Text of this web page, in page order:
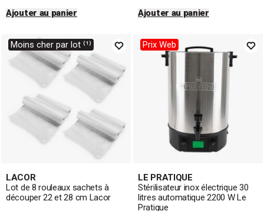
Ajouter au panier
Ajouter au panier
Moins cher par lot ⁽¹⁾
LACOR
Lot de 8 rouleaux sachets à
découper 22 et 28 cm Lacor
Prix Web
LE PRATIQUE
Stérilisateur inox électrique 30
litres automatique 2200 W Le
Pratique